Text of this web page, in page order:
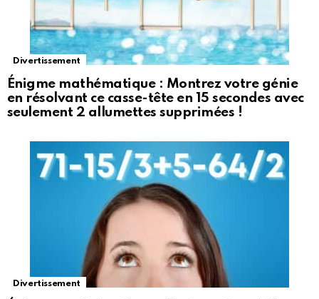
Divertissement
Énigme mathématique : Montrez votre génie
en résolvant ce casse-tête en 15 secondes avec
seulement 2 allumettes supprimées !
Divertissement